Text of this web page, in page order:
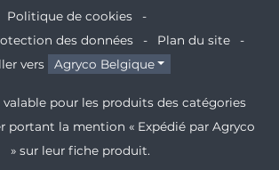
Politique de cookies
des données
Plan du site
vers
Agryco Belgique
pour les produits des catégories
portant la mention « Expédié par Agryco
» sur leur fiche produit.